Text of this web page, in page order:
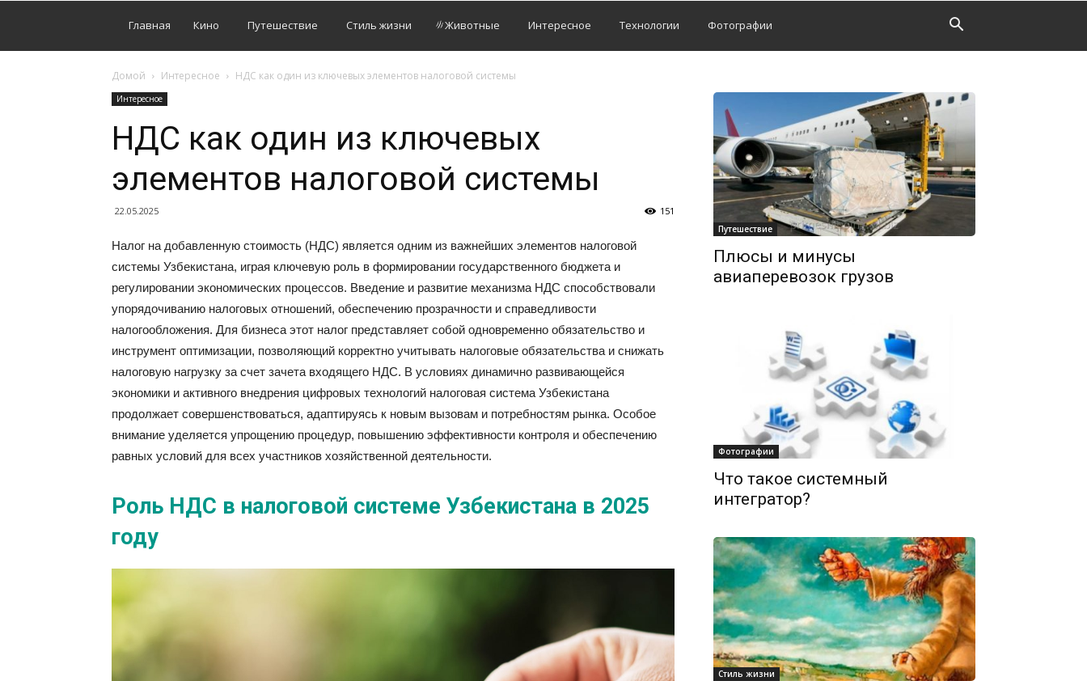
Главная Кино Путешествие Стиль жизни Животные Интересное Технологии Фотографии
Домой Интересное НДС как один из ключевых элементов налоговой системы
Интересное
НДС как один из ключевых
элементов налоговой системы
22.05.2025 151
Налог на добавленную стоимость (НДС) является одним из важнейших элементов налоговой
системы Узбекистана, играя ключевую роль в формировании государственного бюджета и
регулировании экономических процессов. Введение и развитие механизма НДС способствовали
упорядочиванию налоговых отношений, обеспечению прозрачности и справедливости
налогообложения. Для бизнеса этот налог представляет собой одновременно обязательство и
инструмент оптимизации, позволяющий корректно учитывать налоговые обязательства и снижать
налоговую нагрузку за счет зачета входящего НДС. В условиях динамично развивающейся
экономики и активного внедрения цифровых технологий налоговая система Узбекистана
продолжает совершенствоваться, адаптируясь к новым вызовам и потребностям рынка. Особое
внимание уделяется упрощению процедур, повышению эффективности контроля и обеспечению
равных условий для всех участников хозяйственной деятельности.
Роль НДС в налоговой системе Узбекистана в 2025
году
Путешествие
Плюсы и минусы
авиаперевозок грузов
Фотографии
Что такое системный
интегратор?
Стиль жизни